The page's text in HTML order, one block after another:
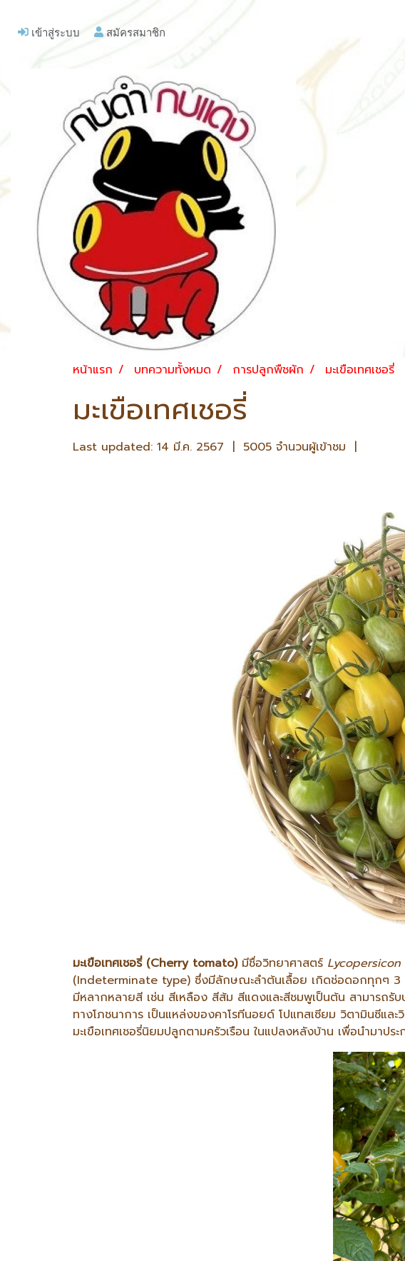
เข้าสู่ระบบ สมัครสมาชิก
หน้าแรก บทความทั้งหมด การปลูกพืชผัก มะเขือเทศเชอรี่
มะเขือเทศเชอรี่
Last updated: 14 มี.ค. 2567 | 5005 จำนวนผู้เข้าชม |
มะเขือเทศเชอรี่ (Cherry tomato)มีชื่อวิทยาศาสตร์
(Indeterminate type) ซึ่งมีลักษณะลำต้นเลื้อย เกิดช่อดอกทุกๆ 3 ข้อ
มีหลากหลายสี เช่น สีเหลือง สีส้ม สีแดงและสีชมพูเป็นต้น สามารถรั
ทางโภชนาการ เป็นแหล่งของคาโรทีนอยด์ โปแทสเซียม วิตามินซีแ
มะเขือเทศเชอรี่นิยมปลูกตามครัวเรือน ในแปลงหลังบ้าน เพื่อนำมา